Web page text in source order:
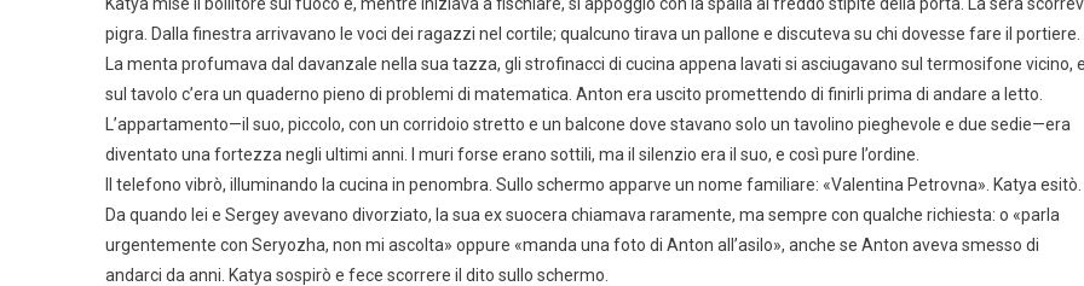
pigra. Dalla finestra arrivavano le voci dei ragazzi nel cortile; qualcuno tirava un pallone e discuteva su chi dovesse fare il portiere.
La menta profumava dal davanzale nella sua tazza, gli strofinacci di cucina appena lavati si asciugavano sul termosifone vicino,
sul tavolo c’era un quaderno pieno di problemi di matematica. Anton era uscito promettendo di finirli prima di andare a letto.
L’appartamento—il suo, piccolo, con un corridoio stretto e un balcone dove stavano solo un tavolino pieghevole e due sedie—era
diventato una fortezza negli ultimi anni. I muri forse erano sottili, ma il silenzio era il suo, e così pure l’ordine.
Il telefono vibrò, illuminando la cucina in penombra. Sullo schermo apparve un nome familiare: «Valentina Petrovna». Katya esitò.
Da quando lei e Sergey avevano divorziato, la sua ex suocera chiamava raramente, ma sempre con qualche richiesta: o «parla
urgentemente con Seryozha, non mi ascolta» oppure «manda una foto di Anton all’asilo», anche se Anton aveva smesso di
andarci da anni. Katya sospirò e fece scorrere il dito sullo schermo.